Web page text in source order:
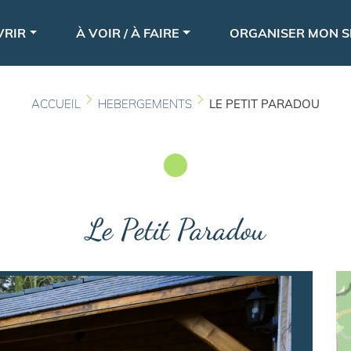
au
principal
À VOIR / À FAIRE ORGANISER MON
ACCUEIL HEBERGEMENTS LE PETIT PARADOU
Le Petit Paradou